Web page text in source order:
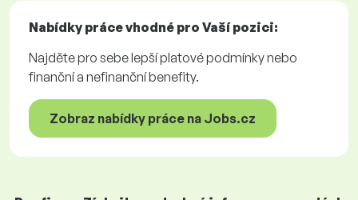
Nabídky prácevhodné pro Vaší pozici:
Najděte pro sebe lepší platové podmínky nebo
finanční a nefinanční benefity.
Zobraz nabídky práce na Jobs.cz